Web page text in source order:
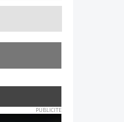
PUBLICITE